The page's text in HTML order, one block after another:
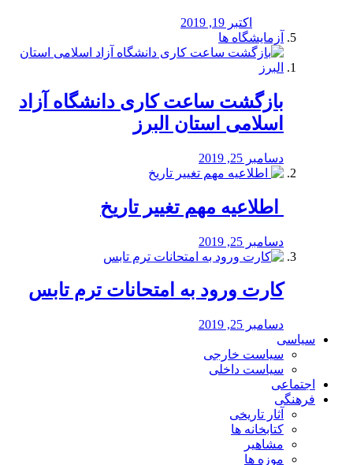
اکتبر 19, 2019
آزمایشگاه ها
بازگشت ساعت کاری دانشگاه آزاد
اسلامی استان البرز
دسامبر 25, 2019
️ اطلاعیه مهم تغییر تاریخ
دسامبر 25, 2019
کارت ورود به امتحانات ترم تابس
دسامبر 25, 2019
سیاسی
سیاست خارجی
سیاست داخلی
اجتماعی
فرهنگی
آثار تاریخی
کتابخانه ها
مشاهیر
موزه ها